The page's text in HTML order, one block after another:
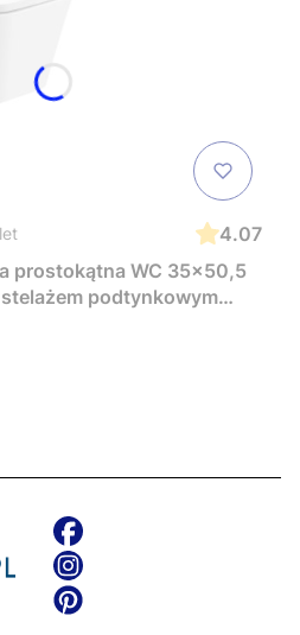
4.07
prostokątna WC 35x50,5
podtynkowym
TeceNow